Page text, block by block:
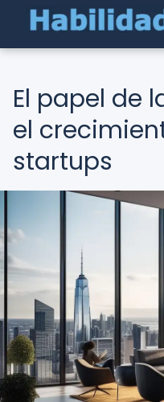
El papel de
el
startups